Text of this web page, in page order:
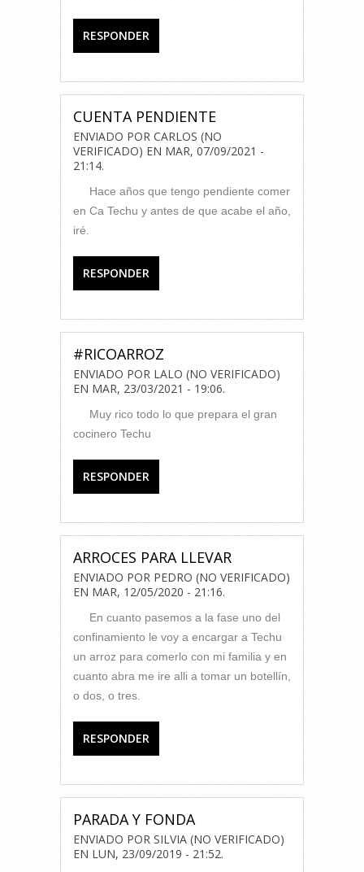
RESPONDER
CUENTA PENDIENTE
ENVIADO POR CARLOS (NO
VERIFICADO) EN MAR, 07/09/2021 -
21:14.
Hace años que tengo pendiente comer
en Ca Techu y antes de que acabe el año,
iré.
RESPONDER
#RICOARROZ
ENVIADO POR LALO (NO VERIFICADO)
EN MAR, 23/03/2021 - 19:06.
Muy rico todo lo que prepara el gran
cocinero Techu
RESPONDER
ARROCES PARA LLEVAR
ENVIADO POR PEDRO (NO VERIFICADO)
EN MAR, 12/05/2020 - 21:16.
En cuanto pasemos a la fase uno del
confinamiento le voy a encargar a Techu
un arroz para comerlo con mi familia y en
cuanto abra me ire alli a tomar un botellín,
o dos, o tres.
RESPONDER
PARADA Y FONDA
ENVIADO POR SILVIA (NO VERIFICADO)
EN LUN, 23/09/2019 - 21:52.